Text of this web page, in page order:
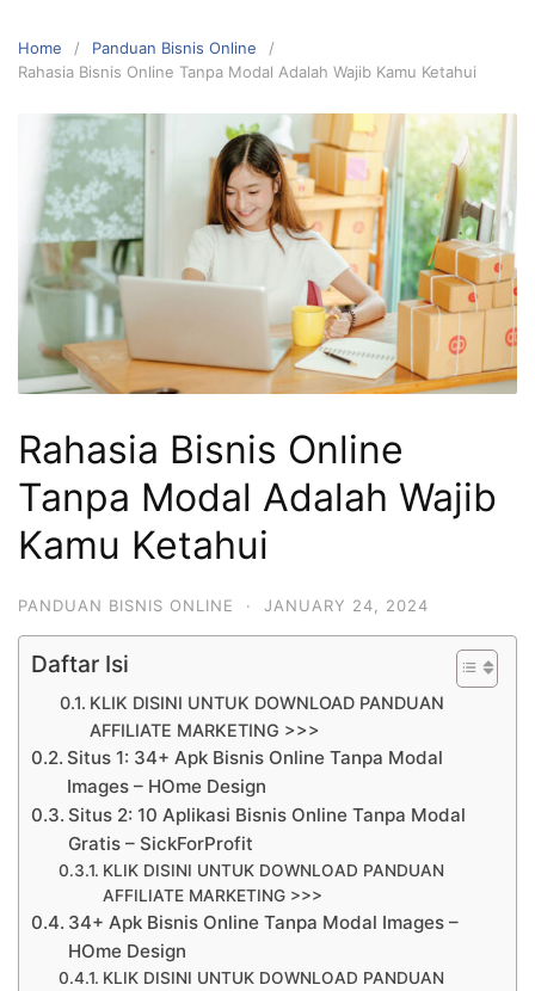
Home
Panduan Bisnis Online
Rahasia Bisnis Online Tanpa Modal Adalah Wajib Kamu Ketahui
Rahasia Bisnis Online
Tanpa Modal Adalah Wajib
Kamu Ketahui
PANDUAN BISNIS ONLINE · JANUARY 24, 2024
Daftar Isi
KLIK DISINI UNTUK DOWNLOAD PANDUAN
AFFILIATE MARKETING >>>
Situs 1: 34+ Apk Bisnis Online Tanpa Modal
Images – HOme Design
Situs 2: 10 Aplikasi Bisnis Online Tanpa Modal
Gratis – SickForProfit
KLIK DISINI UNTUK DOWNLOAD PANDUAN
AFFILIATE MARKETING >>>
34+ Apk Bisnis Online Tanpa Modal Images –
HOme Design
KLIK DISINI UNTUK DOWNLOAD PANDUAN